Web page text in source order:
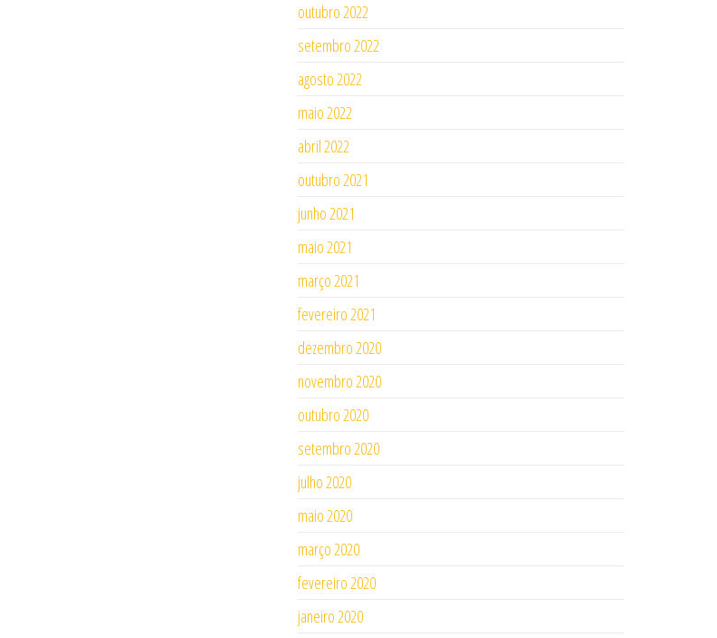
outubro 2022
setembro 2022
agosto 2022
maio 2022
abril 2022
outubro 2021
junho 2021
maio 2021
março 2021
fevereiro 2021
dezembro 2020
novembro 2020
outubro 2020
setembro 2020
julho 2020
maio 2020
março 2020
fevereiro 2020
janeiro 2020